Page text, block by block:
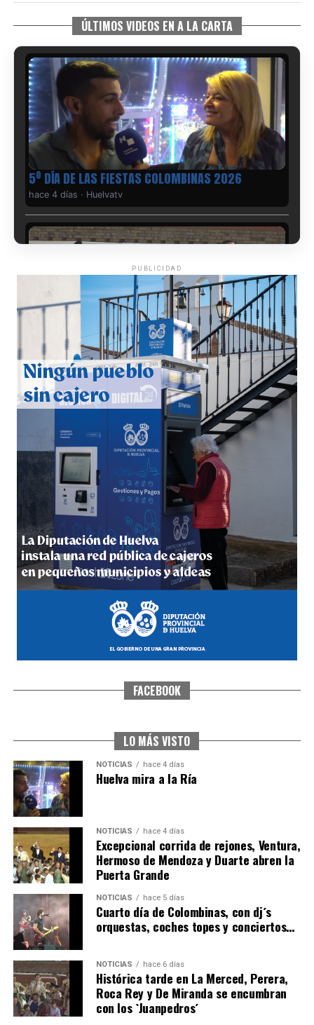
ÚLTIMOS VIDEOS EN A LA CARTA
5º DÍA DE LAS FIESTAS COLOMBINAS 2026
hace 4 días · Huelvatv
CUARTA CORRIDA DE LAS FIESTAS COLOMBINAS
2026
hace 5 días·Huelvatv
4º DÍA DE LAS FIESTAS COLOMBINAS 2026
hace 5 días·Huelvatv
SEXTA CORRIDA DE LAS FIESTAS COLOMBINAS
6º DÍA DE LAS FIESTAS COLOMBINAS 2026
hace 4 días Huelvatv
PUBLICIDAD
FACEBOOK
LO MÁS VISTO
NOTICIAS hace 4 días
Huelva mira a la Ría
NOTICIAS hace 4 días
Excepcional corrida de rejones, Ventura,
Hermoso de Mendoza y Duarte abren la
Puerta Grande
NOTICIAS hace 5 días
Cuarto día de Colombinas, con dj´s
orquestas, coches topes y conciertos…
NOTICIAS hace 6 días
Histórica tarde en La Merced, Perera,
Roca Rey y De Miranda se encumbran
con los `Juanpedros´